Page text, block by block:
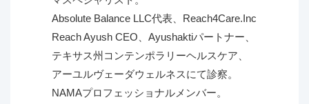
Absolute Balance LLC代表、Reach4Care.Inc
Reach Ayush CEO、Ayushaktiパートナー、
テキサス州コンテンポラリーヘルスケア、
アーユルヴェーダウェルネスにて診察。
NAMAプロフェッショナルメンバー。